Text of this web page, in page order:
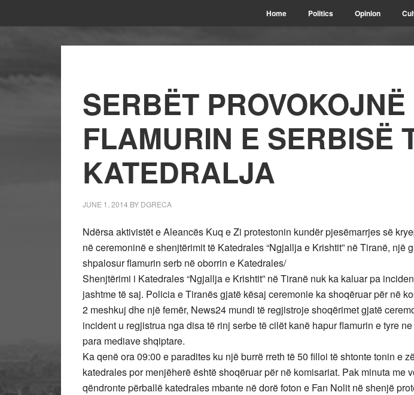
Home Politics Opinion
SERBËT PROVOKOJNË
FLAMURIN E SERBISË
KATEDRALJA
JUNE 1, 2014 BY DGRECA
Ndërsa aktivistët e Aleancës Kuq e Zi protestonin kundër pjesëmarrjes së
në ceremoninë e shenjtërimit të Katedrales “Ngjallja e Krishtit” në Tiranë, një
shpalosur flamurin serb në oborrin e Katedrales/
Shenjtërimi i Katedrales “Ngjallja e Krishtit” në Tiranë nuk ka kaluar pa
jashtme të saj. Policia e Tiranës gjatë kësaj ceremonie ka shoqëruar për në
2 meshkuj dhe një femër, News24 mundi të regjistroje shoqërimet gjatë
incident u regjistrua nga disa të rinj serbe të cilët kanë hapur flamurin e tyre
para mediave shqiptare.
Ka qenë ora 09:00 e paradites ku një burrë rreth të 50 filloi të shtonte tonin e
katedrales por menjëherë është shoqëruar për në komisariat. Pak minuta me
qëndronte përballë katedrales mbante në dorë foton e Fan Nolit në shenjë